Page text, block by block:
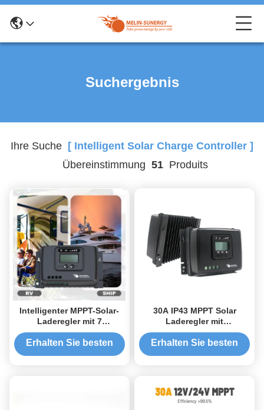
Suchergebnis
Ihre Suche [ Intelligent Solar Charge Controller ]
Übereinstimmung 51Produits
Intelligenter MPPT-Solar-
Laderegler mit 7
geeigneten Batterietypen,
hocheffizientem MPPT-
Algorithmus und Echtzeit-
Erhalten Sie besten
30A IP43 MPPT Solar
Laderegler mit
Temperaturkompensation
und optionalem RV-C-
Erhalten Sie besten